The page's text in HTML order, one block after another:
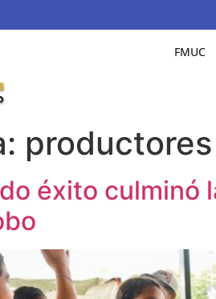
FMUC
productores
éxito culminó